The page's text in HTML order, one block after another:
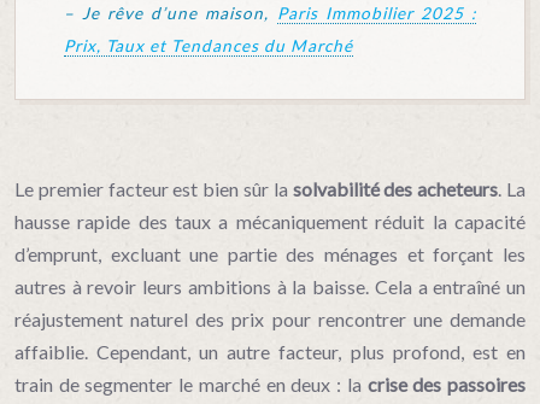
– Je rêve d’une maison, Paris Immobilier 2025 :
Prix, Taux et Tendances du Marché
Le premier facteur est bien sûr la solvabilité des acheteurs. La
hausse rapide des taux a mécaniquement réduit la capacité
d’emprunt, excluant une partie des ménages et forçant les
autres à revoir leurs ambitions à la baisse. Cela a entraîné un
réajustement naturel des prix pour rencontrer une demande
affaiblie. Cependant, un autre facteur, plus profond, est en
train de segmenter le marché en deux : la crise des passoires